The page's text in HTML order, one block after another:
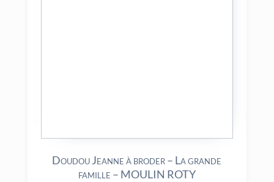
Doudou Jeanne à broder – La grande
famille – MOULIN ROTY